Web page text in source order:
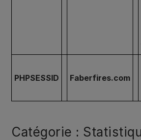
PHPSESSID Faberfires.com
Catégorie :